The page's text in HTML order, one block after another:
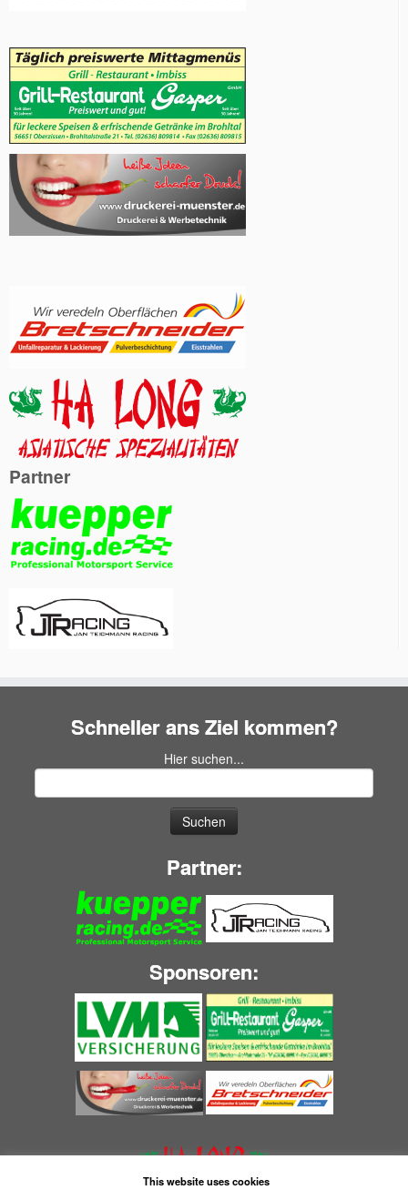
Partner
Schneller ans Ziel kommen?
Hier suchen...
Suchen
Partner:
Sponsoren:
This website uses cookies